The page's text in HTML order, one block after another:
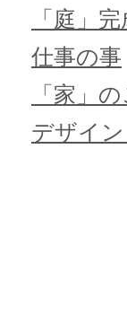
「庭」
仕事の事
「家」
デザイ